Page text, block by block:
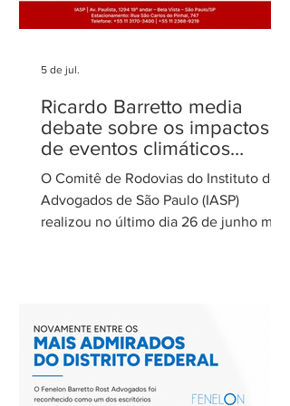
Ricardo Barretto media
debate sobre os impactos
de eventos climáticos
extremos nas concessões
de rodovias
O Comitê de Rodovias do Instituto dos
Advogados de São Paulo (IASP)
realizou no último dia 26 de junho mais
tratamento dos eventos climáticos
extremos nos contratos de concessão
rodoviária do Estado de São Paulo. A
reunião contou com a participação de
5 de jul.